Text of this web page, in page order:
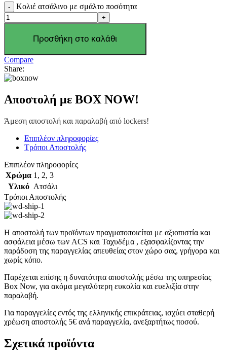
Κολιέ ατσάλινο με σμάλτο ποσότητα
Προσθήκη στο καλάθι
Compare
Share:
Αποστολή με BOX NOW!
Άμεση αποστολή και παραλαβή από lockers!
Επιπλέον πληροφορίες
Τρόποι Αποστολής
Επιπλέον πληροφορίες
Χρώμα 1 , 2, 3
Υλικό Ατσάλι
Τρόποι Αποστολής
Η αποστολή των προϊόντων πραγματοποιείται με αξιοπιστία και
ασφάλεια μέσω των ACS και Ταχυδέμα , εξασφαλίζοντας την
παράδοση της παραγγελίας απευθείας στον χώρο σας, γρήγορα και
χωρίς κόπο.
Παρέχεται επίσης η δυνατότητα αποστολής μέσω της υπηρεσίας
Box Now, για ακόμα μεγαλύτερη ευκολία και ευελιξία στην
παραλαβή.
Για παραγγελίες εντός της ελληνικής επικράτειας, ισχύει σταθερή
χρέωση αποστολής 5€ ανά παραγγελία, ανεξαρτήτως ποσού.
Σχετικά προϊόντα